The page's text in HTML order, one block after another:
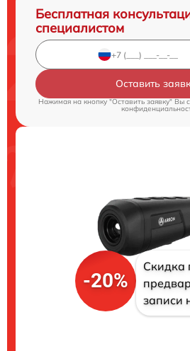
Бесплатная
специалистом
Оставить
Нажимая на кнопку "Оставить заявку" Вы
-20%
Скидка
записи